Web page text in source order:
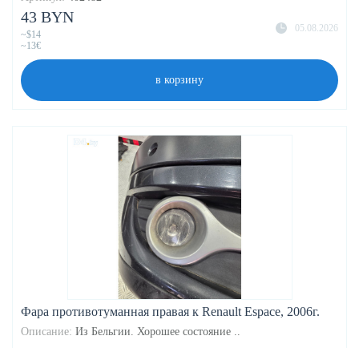
05.08.2026
43 BYN
~$14
~13€
в корзину
Фара противотуманная правая к Renault Espace, 2006г.
Описание: Из Бельгии. Хорошее состояние ..